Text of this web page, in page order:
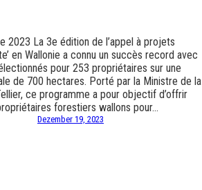
2023 La 3e édition de l’appel à projets
en Wallonie a connu un succès record avec
pour 253 propriétaires sur une
de 700 hectares. Porté par la Ministre de la
ce programme a pour objectif d’offrir
forestiers wallons pour…
Dezember 19, 2023